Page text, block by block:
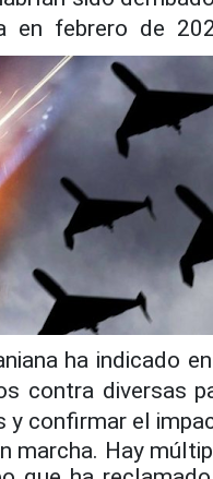
en febrero de
ha indicado
contra diversas
y confirmar el
marcha. Hay